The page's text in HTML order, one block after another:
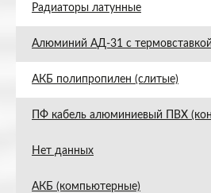
Радиаторы латунные
Алюминий АД-31 с термовставкой
АКБ полипропилен (слитые)
ПФ кабель алюминиевый ПВХ
Нет данных
АКБ (компьютерные)